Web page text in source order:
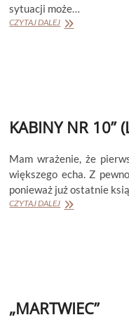
sytuacji może…
CZYTAJ DALEJRUTH
KABINY NR 10”
Mam wrażenie, że
większego echa. Z
ponieważ już ostatnie
CZYTAJ DALEJRUTH
BLACKLOCK
#1)
„MARTWIEC”